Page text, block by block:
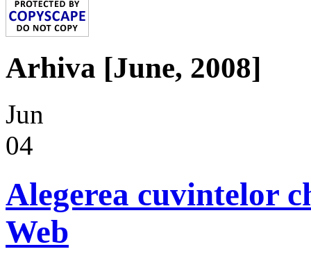
Arhiva [June, 2008]
Jun
04
Alegerea cuvintelor
Web